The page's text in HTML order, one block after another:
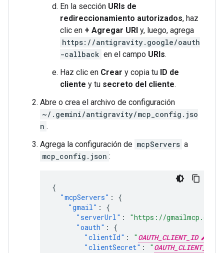
En la sección URIs de
redireccionamiento autorizados, haz
clic en + Agregar URI y, luego, agrega
https://antigravity.google/oauth
-callback en el campo URIs.
Haz clic en Crear y copia tu ID de
cliente y tu secreto del cliente.
Abre o crea el archivo de configuración
~/.gemini/antigravity/mcp_config.jso
n .
Agrega la configuración de mcpServers a
mcp_config.json :
{
"mcpServers" :
{
"gmail" :
{
"serverUrl" :
"https://
"oauth" :
{
"clientId" : " OAUTH_CLIENT_ID
"clientSecret" : "